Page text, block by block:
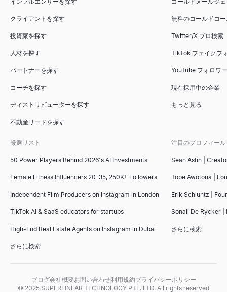
クライアントを探す
投資家を探す
人材を探す
パートナーを探す
コーチを探す
ディストリビューターを探す
不動産リードを探す
無料のコールドコ
Twitter/X プロ検索
TikTok フェイクフ
YouTube フォロワ
現在採用中の企業
もっと見る
厳選リスト
50 Power Players Behind 2026's AI Investments
Female Fitness Influencers 20-35, 250K+ Followers
Independent Film Producers on Instagram in London
TikTok AI & SaaS educators for startups
High-End Real Estate Agents on Instagram in Dubai
さらに検索
注目のプロフィール
Sean Astin |
Tope Awotona |
Erik Schluntz |
Sonali De Rycker |
さらに検索
ブログ会社概要お問い合わせ利用規約プライバシーポリシー
© 2025 SUPERLINEAR TECHNOLOGY PTE. LTD. All rights reserved